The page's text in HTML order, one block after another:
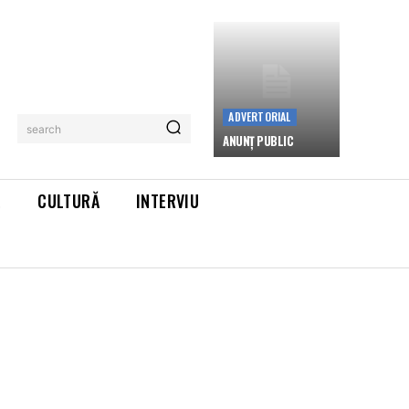
search
ADVERTORIAL
ANUNȚ PUBLIC
CULTURĂ
INTERVIU